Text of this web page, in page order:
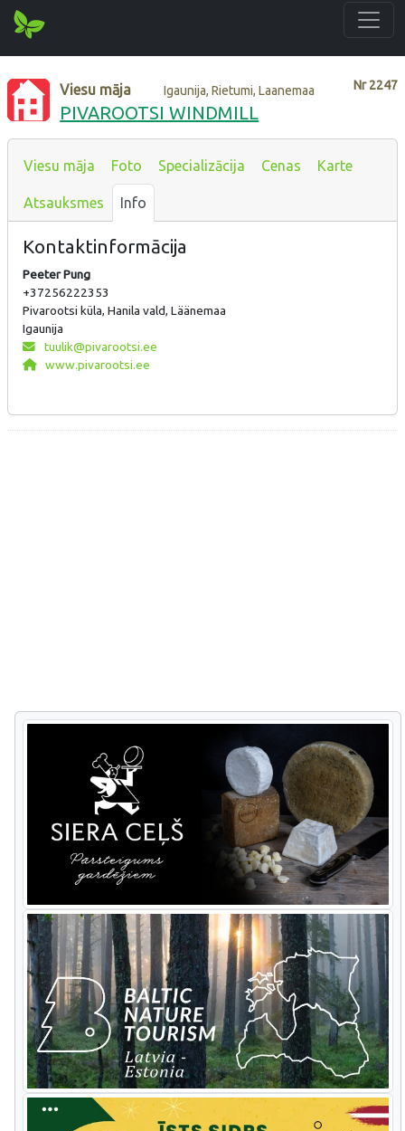
Nr2247
Viesu māja Igaunija, Rietumi, Laanemaa
PIVAROOTSI WINDMILL
Viesu māja Foto Specializācija Cenas Karte
Atsauksmes Info
Kontaktinformācija
Peeter Pung
+37256222353
Pivarootsi küla, Hanila vald, Läänemaa
Igaunija
tuulik@pivarootsi.ee
www.pivarootsi.ee